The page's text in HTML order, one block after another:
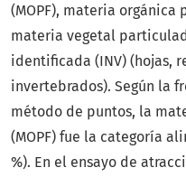
(MOPF), materia orgánica
materia vegetal
identificada (INV) (hojas,
invertebrados). Según la
método de puntos, la
(MOPF) fue la categoría
%). En el ensayo de